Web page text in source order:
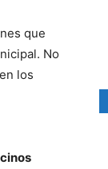
que
No
en los